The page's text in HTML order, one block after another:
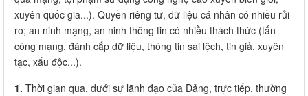
xuyên quốc gia...). Quyền riêng tư, dữ liệu cá nhân có nhiều rủi
ro; an ninh mạng, an ninh thông tin có nhiều thách thức (tấn
công mạng, đánh cắp dữ liệu, thông tin sai lệch, tin giả, xuyên
tạc, xấu độc...).
1. Thời gian qua, dưới sự lãnh đạo của Đảng, trực tiếp, thường